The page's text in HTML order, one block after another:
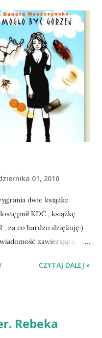
i TUTAJ . Gdy już
z psem, a Amber - z
na wspólny jesienny
się stało psica miała
wyjazd odwołaliśmy,
oswajać z nami i
chorobą psa. Udało
i wówczas
już na 100%.
01, 2010
dwie książki:
KDC , książkę
, za co bardzo dziękuję:)
zawierającą
o 8:00. Zapraszam
CZYTAJ DALEJ »
Rebeka